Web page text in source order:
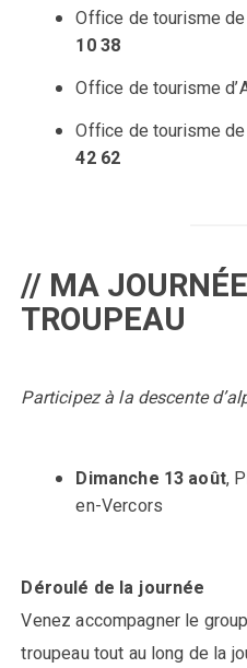
Office de tourisme
10 38
Office de tourisme
Office de tourisme
42 62
// MA
TROUPEAU
Participez à la descente
Dimanche 13 août,
en-Vercors
Déroulé de la journée
Venez accompagner le
troupeau tout au long de la